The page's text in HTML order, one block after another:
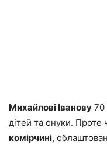
Михайлові Іванову 70
дітей та онуки. Проте
комірчині,